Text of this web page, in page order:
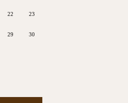
22 23
29 30